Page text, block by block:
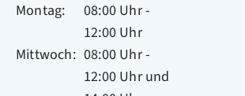
Montag 08:00 Uhr-
12:00 Uhr
Mittwoch
08:00 Uhr-
12:00 Uhrund